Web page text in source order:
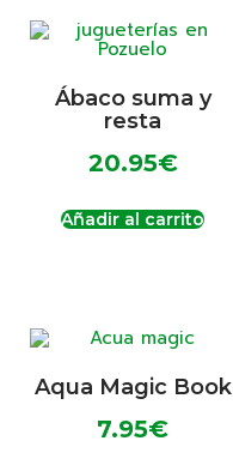
Ábaco suma y
resta
20.95€
Añadir al carrito
Aqua Magic Book
7.95€